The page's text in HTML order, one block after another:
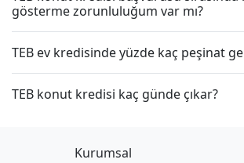
gösterme zorunluluğum var mı?
TEB ev kredisinde yüzde kaç peşinat
TEB konut kredisi kaç günde çıkar?
Kurumsal